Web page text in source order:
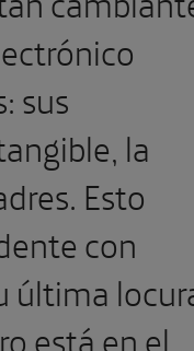
sus
la
Esto
con
última
está en el